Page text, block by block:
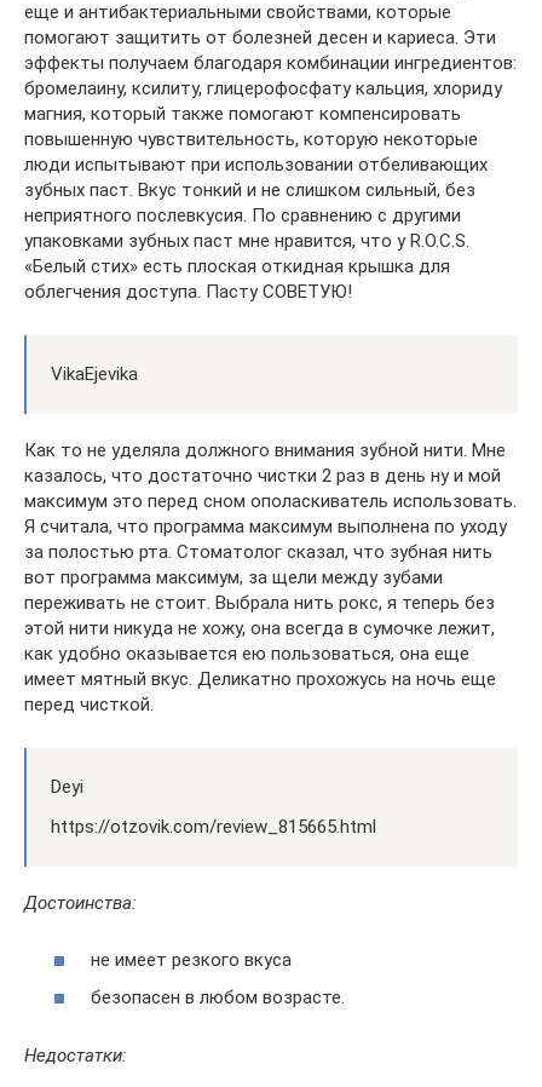
еще и антибактериальными свойствами, которые
помогают защитить от болезней десен и кариеса. Эти
эффекты получаем благодаря комбинации ингредиентов:
бромелаину, ксилиту, глицерофосфату кальция, хлориду
магния, который также помогают компенсировать
повышенную чувствительность, которую некоторые
люди испытывают при использовании отбеливающих
зубных паст. Вкус тонкий и не слишком сильный, без
неприятного послевкусия. По сравнению с другими
упаковками зубных паст мне нравится, что у R.O.C.S.
«Белый стих» есть плоская откидная крышка для
облегчения доступа. Пасту СОВЕТУЮ!
VikaEjevika
Как то не уделяла должного внимания зубной нити. Мне
казалось, что достаточно чистки 2 раз в день ну и мой
максимум это перед сном ополаскиватель использовать.
Я считала, что программа максимум выполнена по уходу
за полостью рта. Стоматолог сказал, что зубная нить
вот программа максимум, за щели между зубами
переживать не стоит. Выбрала нить рокс, я теперь без
этой нити никуда не хожу, она всегда в сумочке лежит,
как удобно оказывается ею пользоваться, она еще
имеет мятный вкус. Деликатно прохожусь на ночь еще
перед чисткой.
Deyi
https://otzovik.com/review_815665.html
Достоинства:
не имеет резкого вкуса
безопасен в любом возрасте.
Недостатки: